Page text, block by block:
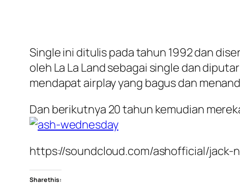
Single ini ditulis pada tahun 1992 dan
oleh La La Land sebagai single dan
mendapat airplay yang bagus dan
Dan berikutnya 20 tahun kemudian
https://soundcloud.com/ashofficial/
Share this: